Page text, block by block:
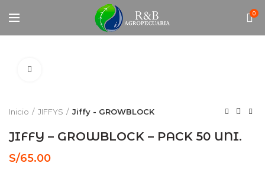
0
Inicio JIFFYS Jiffy - GROWBLOCK
JIFFY – GROWBLOCK – PACK 50 UNI.
S/65.00